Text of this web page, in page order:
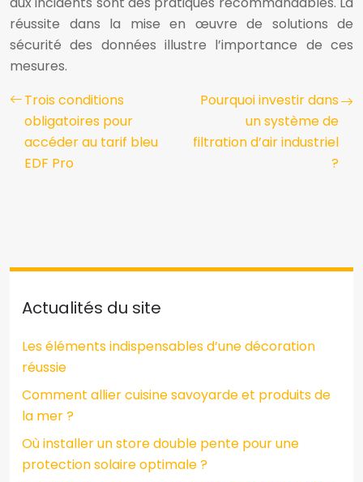
réussite dans la mise en œuvre de solutions de
sécurité des données illustre l’importance de ces
mesures.
Trois conditions
obligatoires pour
accéder au tarif bleu
EDF Pro
Pourquoi investir dans
un système de
filtration d’air industriel
?
Actualités du site
Les éléments indispensables d’une décoration
réussie
Comment allier cuisine savoyarde et produits de
la mer ?
Où installer un store double pente pour une
protection solaire optimale ?